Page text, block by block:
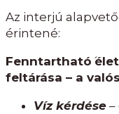
Az interjú
érintené:
Fenntartható
feltárása – a
Víz kérdése –